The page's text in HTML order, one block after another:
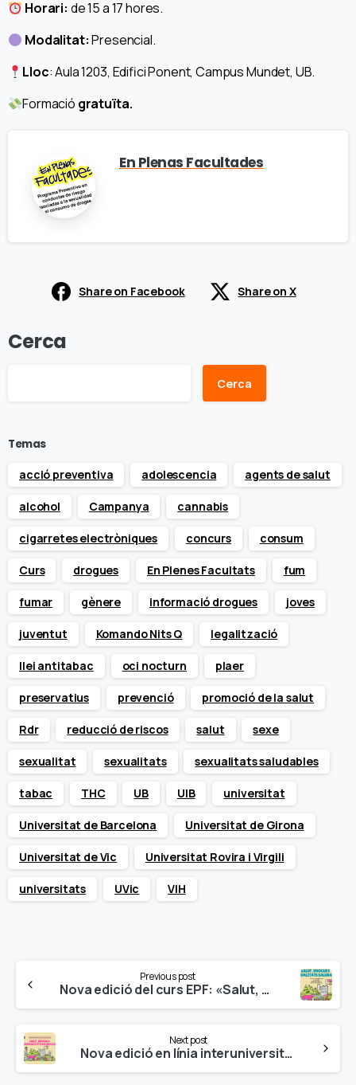
Horari: de 15 a 17 hores.
Modalitat:Presencial.
Lloc: Aula 1203, Edifici Ponent, Campus Mundet, UB.
Formació gratuïta.
En Plenas Facultades
Share on Facebook Share on X
Cerca
Cerca
Temas
acció preventiva
adolescencia agents de salut
alcohol Campanya cannabis
cigarretes electròniques concurs consum
Curs drogues En Plenes Facultats fum
fumar gènere informació drogues joves
juventut Komando Nits Q legalització
llei antitabac oci nocturn plaer
preservatius prevenció promoció de la salut
Rdr reducció de riscos salut sexe
sexualitat sexualitats sexualitats saludables
tabac THC UB UIB universitat
Universitat de Barcelona Universitat de Girona
Universitat de Vic Universitat Rovira i Virgili
universitats UVic VIH
Reading
Previous post
Nova edició del curs EPF: «Salut, Drogues i Sexualitats Saludables» a la Universitat del País Basc
Next post
Nova edició en línia interuniversitària del curs EPF: «Salut, Drogues i Sexualitats Saludables», a la UdG i al campus UManresa de la UVic-UCC